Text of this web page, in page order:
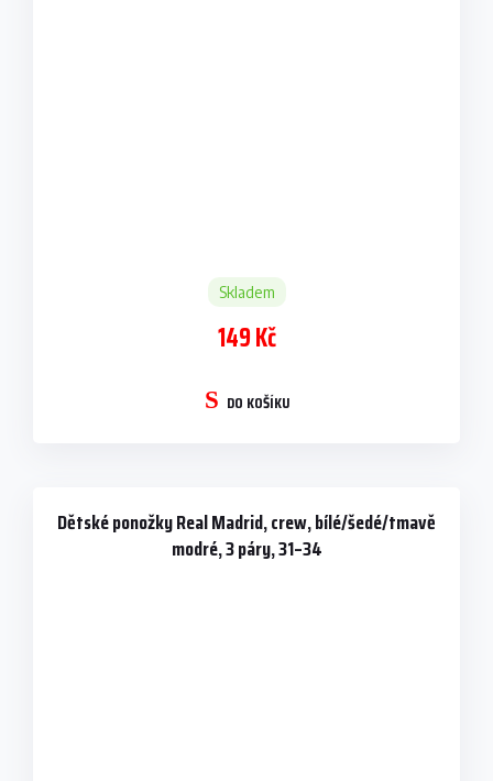
Skladem
149 Kč
DO KOŠÍKU
Dětské ponožky Real Madrid, crew, bílé/šedé/tmavě
modré, 3 páry, 31–34